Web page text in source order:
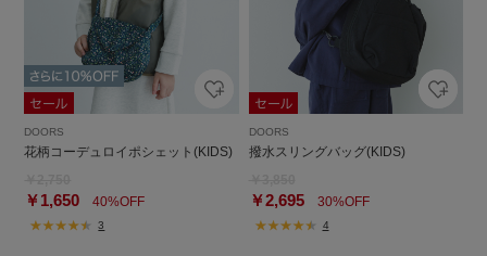
DOORS
花柄コーデュロイポシェット(KIDS)
￥1,650 40%OFF
3
DOORS
撥水スリングバッグ(KIDS)
￥2,69530%OFF
4